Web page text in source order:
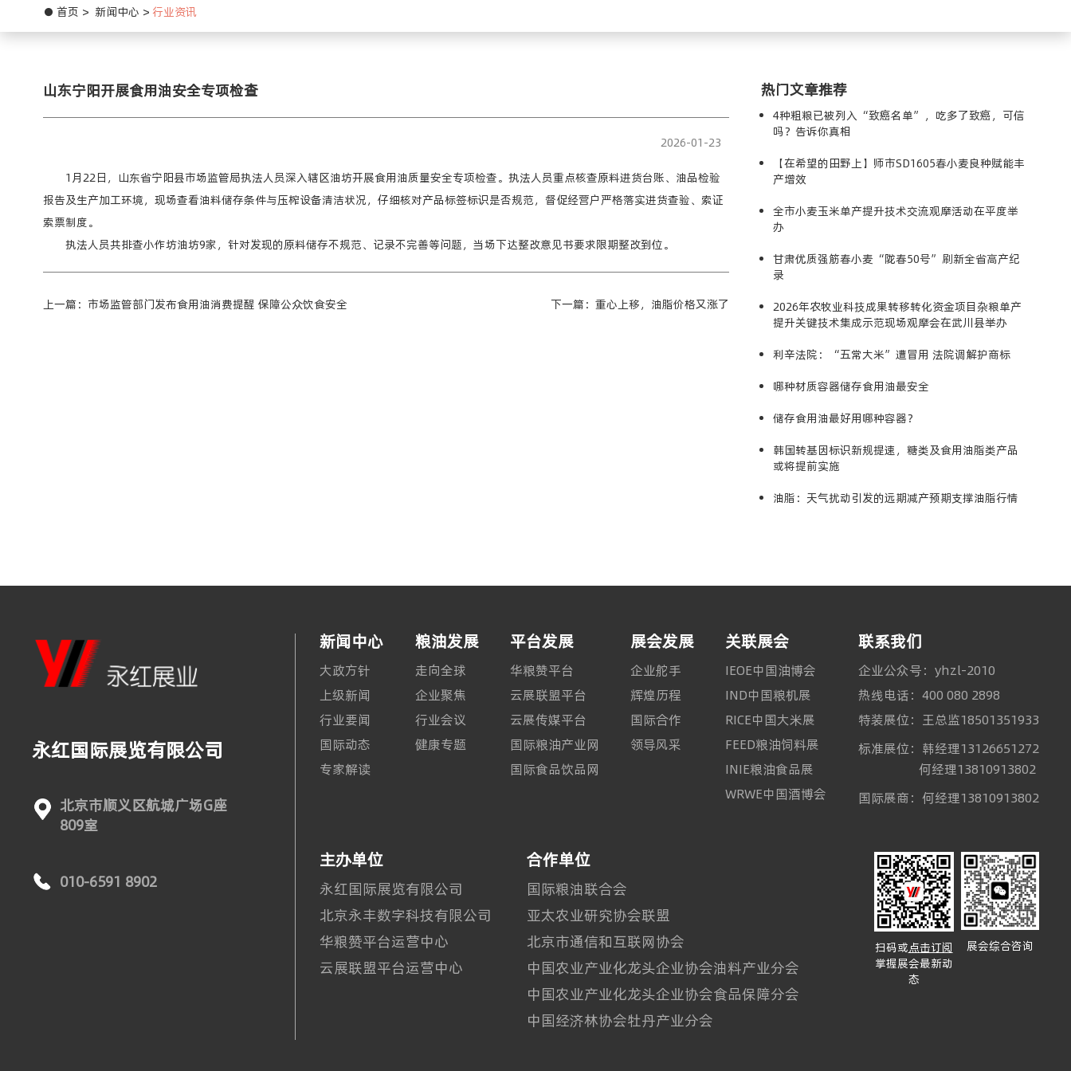
首页 新闻中心 行业资讯
山东宁阳开展食用油安全专项检查
2026-01-23
1月22日，山东省宁阳县市场监管局执法人员深入辖区油坊开展食用油质量安全专项检查。执法人员重点核查原料进货台账、油品检验
报告及生产加工环境，现场查看油料储存条件与压榨设备清洁状况，仔细核对产品标签标识是否规范，督促经营户严格落实进货查验、索证
索票制度。
执法人员共排查小作坊油坊9家，针对发现的原料储存不规范、记录不完善等问题，当场下达整改意见书要求限期整改到位。
上一篇：市场监管部门发布食用油消费提醒 保障公众饮食安全 下一篇：重心上移，油脂价格又涨了
热门文章推荐
4种粗粮已被列入“致癌名单”，吃多了致癌，可信
吗？告诉你真相
【在希望的田野上】师市SD1605春小麦良种赋能丰
产增效
全市小麦玉米单产提升技术交流观摩活动在平度举
办
甘肃优质强筋春小麦“陇春50号”刷新全省高产纪
录
2026年农牧业科技成果转移转化资金项目杂粮单产
提升关键技术集成示范现场观摩会在武川县举办
利辛法院：“五常大米”遭冒用 法院调解护商标
哪种材质容器储存食用油最安全
储存食用油最好用哪种容器？
韩国转基因标识新规提速，糖类及食用油脂类产品
或将提前实施
油脂：天气扰动引发的远期减产预期支撑油脂行情
永红国际展览有限公司
北京市顺义区航城广场G座
809室
010-6591 8902
新闻中心
大政方针
上级新闻
行业要闻
国际动态
专家解读
粮油发展
走向全球
企业聚焦
行业会议
健康专题
平台发展
华粮赞平台
云展联盟平台
云展传媒平台
国际粮油产业网
国际食品饮品网
展会发展
企业舵手
辉煌历程
国际合作
领导风采
关联展会
IEOE中国油博会
IND中国粮机展
RICE中国大米展
FEED粮油饲料展
INIE粮油食品展
WRWE中国酒博会
联系我们
企业公众号：yhzl-2010
热线电话：400 080 2898
特装展位：王总监18501351933
标准展位：韩经理13126651272
何经理13810913802
国际展商：何经理13810913802
主办单位
永红国际展览有限公司
北京永丰数字科技有限公司
华粮赞平台运营中心
云展联盟平台运营中心
合作单位
国际粮油联合会
亚太农业研究协会联盟
北京市通信和互联网协会
中国农业产业化龙头企业协会油料产业分会
中国农业产业化龙头企业协会食品保障分会
中国经济林协会牡丹产业分会
扫码或点击订阅
掌握展会最新动
态
展会综合咨询